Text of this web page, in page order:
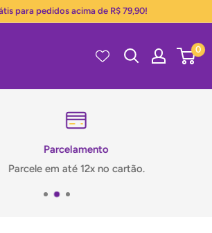
para pedidos acima de R$ 79,90!
0
Parcelamento
em até 12x no cartão.